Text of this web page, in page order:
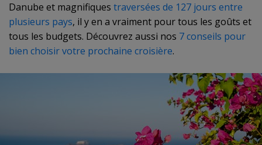
Danube et magnifiques traversées de 127 jours entre
plusieurs pays, il y en a vraiment pour tous les goûts et
tous les budgets. Découvrez aussi nos 7 conseils pour
bien choisir votre prochaine croisière.